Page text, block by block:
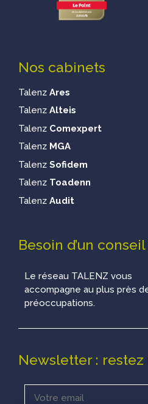
Nos cabinets
Talenz Ares
Talenz Alteis
Talenz Comexpert
Talenz MGA
Talenz Sofidem
Talenz Toadenn
Talenz Audit
Besoin d’un conseil
Le réseau TALENZ vous
accompagne au plus près
préoccupations.
Newsletter :